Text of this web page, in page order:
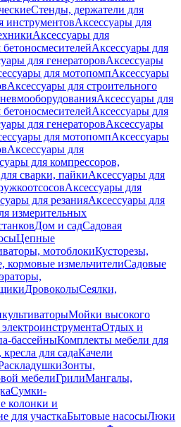
Стенды, держатели для
инструментовАксессуары для
Аксессуары для
Аксессуары для
для генераторовАксессуары
для мотопомпАксессуары
Аксессуары для строительного
Аксессуары для
Аксессуары для
для генераторовАксессуары
для мотопомпАксессуары
Аксессуары для
для компрессоров,
сварки, пайкиАксессуары для
Аксессуары для
для резанияАксессуары для
измерительных
Дом и садСадовая
Цепные
мотоблокиКусторезы,
кормовые измельчителиСадовые
ДровоколыСеялки,
Мойки высокого
Отдых и
бассейныКомплекты мебели для
кресла для садаКачели
Зонты,
мебелиГрилиМангалы,
Сумки-
колонки и
для участкаБытовые насосыЛюки